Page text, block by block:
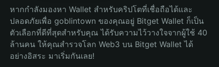
หากกำลังมองหา Wallet สำหรับคริปโตที่เชื่อถือได้และ
ปลอดภัยเพื่อ goblintown ของคุณอยู่ Bitget Wallet ก็เป็น
ตัวเลือกที่ดีที่สุดสำหรับคุณ ได้รับความไว้วางใจจากผู้ใช้ 40
ล้านคน ให้คุณสำรวจโลก Web3 บน Bitget Wallet ได้
อย่างอิสระ มาเริ่มกันเลย!